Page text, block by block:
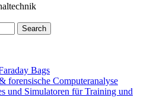
Search
Bags
forensische Computeranalyse
und Simulatoren für Training und